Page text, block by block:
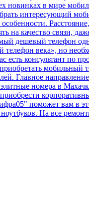
новинках в мире
интересующий
на качество связи,
дешевый телефон
века», но
есть консультант по
мобильный
Главное
номера в
поможет вам в
На все